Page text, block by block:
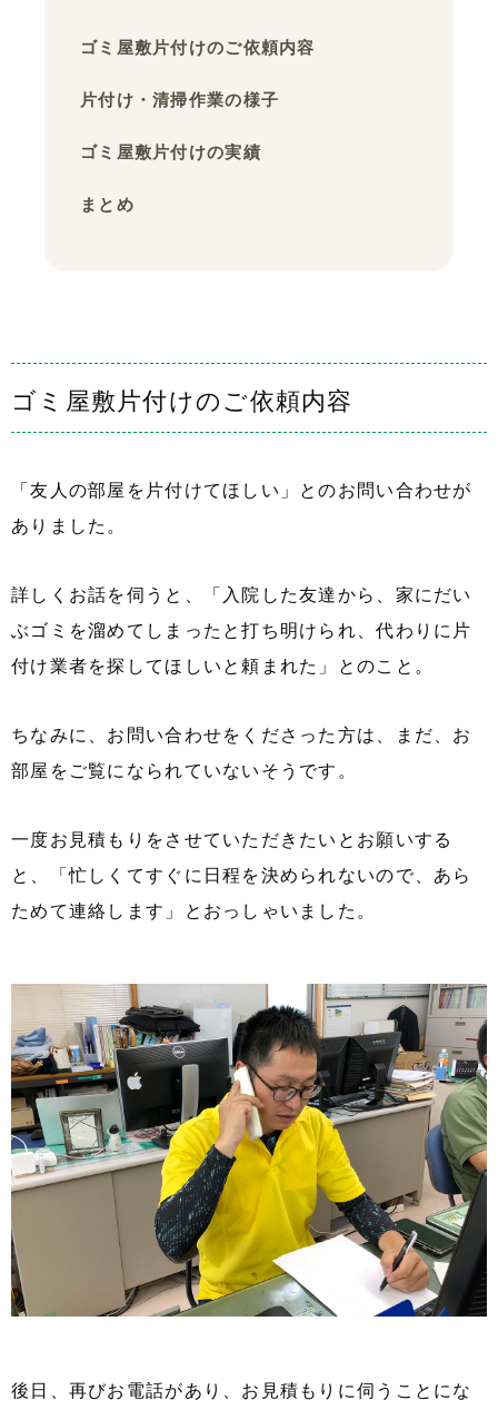
ゴミ屋敷片付けのご依頼内容
片付け・清掃作業の様子
ゴミ屋敷片付けの実績
まとめ
ゴミ屋敷片付けのご依頼内容
「友人の部屋を片付けてほしい」とのお問い合わせが
ありました。
詳しくお話を伺うと、「入院した友達から、家にだい
ぶゴミを溜めてしまったと打ち明けられ、代わりに片
付け業者を探してほしいと頼まれた」とのこと。
ちなみに、お問い合わせをくださった方は、まだ、お
部屋をご覧になられていないそうです。
一度お見積もりをさせていただきたいとお願いする
と、「忙しくてすぐに日程を決められないので、あら
ためて連絡します」とおっしゃいました。
後日、再びお電話があり、お見積もりに伺うことにな